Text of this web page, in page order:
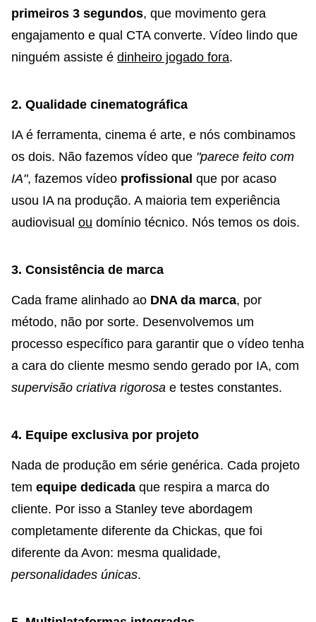
primeiros 3 segundos, que movimento gera
engajamento e qual CTA converte. Vídeo lindo que
ninguém assiste é dinheiro jogado fora.
2. Qualidade cinematográfica
IA é ferramenta, cinema é arte, e nós combinamos
os dois. Não fazemos vídeo que "parece feito com
IA", fazemos vídeo profissional que por acaso
usou IA na produção. A maioria tem experiência
audiovisual ou domínio técnico. Nós temos os dois.
3. Consistência de marca
Cada frame alinhado ao DNA da marca, por
método, não por sorte. Desenvolvemos um
processo específico para garantir que o vídeo tenha
a cara do cliente mesmo sendo gerado por IA, com
supervisão criativa rigorosa e testes constantes.
4. Equipe exclusiva por projeto
Nada de produção em série genérica. Cada projeto
tem equipe dedicada que respira a marca do
cliente. Por isso a Stanley teve abordagem
completamente diferente da Chickas, que foi
diferente da Avon: mesma qualidade,
personalidades únicas.